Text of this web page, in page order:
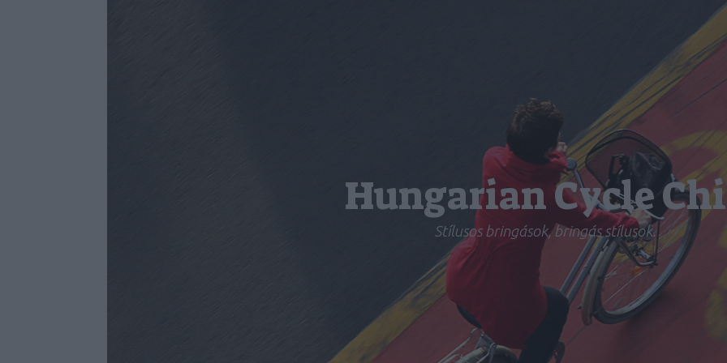
Hungarian Cycle
Stílusos bringások, bringás stílusok.